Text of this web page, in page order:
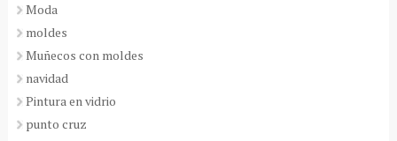
Moda
moldes
Muñecos con moldes
navidad
Pintura en vidrio
punto cruz